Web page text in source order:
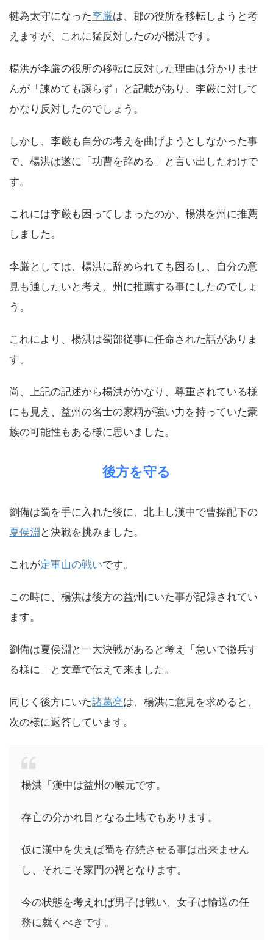
犍為太守になった李厳は、郡の役所を移転しようと考
えますが、これに猛反対したのが楊洪です。
楊洪が李厳の役所の移転に反対した理由は分かりませ
んが「諫めても譲らず」と記載があり、李厳に対して
かなり反対したのでしょう。
しかし、李厳も自分の考えを曲げようとしなかった事
で、楊洪は遂に「功曹を辞める」と言い出したわけで
す。
これには李厳も困ってしまったのか、楊洪を州に推薦
しました。
李厳としては、楊洪に辞められても困るし、自分の意
見も通したいと考え、州に推薦する事にしたのでしょ
う。
これにより、楊洪は蜀部従事に任命された話がありま
す。
尚、上記の記述から楊洪がかなり、尊重されている様
にも見え、益州の名士の家柄が強い力を持っていた豪
族の可能性もある様に思いました。
後方を守る
劉備は蜀を手に入れた後に、北上し漢中で曹操配下の
夏侯淵 と決戦を挑みました。
これが定軍山の戦いです。
この時に、楊洪は後方の益州にいた事が記録されてい
ます。
劉備は夏侯淵と一大決戦があると考え「急いで徴兵す
る様に」と文章で伝えて来ました。
同じく後方にいた諸葛亮は、楊洪に意見を求めると、
次の様に返答しています。
楊洪「漢中は益州の喉元です。
存亡の分かれ目となる土地でもあります。
仮に漢中を失えば蜀を存続させる事は出来ません
し、それこそ家門の禍となります。
今の状態を考えれば男子は戦い、女子は輸送の任
務に就くべきです。